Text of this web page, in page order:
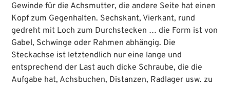
Gewinde für die Achsmutter, die andere Seite hat einen
Kopf zum Gegenhalten. Sechskant, Vierkant, rund
gedreht mit Loch zum Durchstecken … die Form ist von
Gabel, Schwinge oder Rahmen abhängig. Die
Steckachse ist letztendlich nur eine lange und
entsprechend der Last auch dicke Schraube, die die
Aufgabe hat, Achsbuchen, Distanzen, Radlager usw. zu